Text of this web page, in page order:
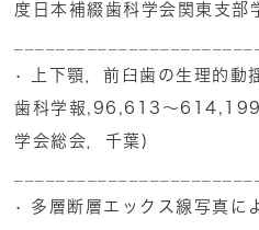
度日本補綴歯科学会関東支部
• 上下顎，前臼歯の生理的動
歯科学報,96,613～
学会総会，千葉)
• 多層断層エックス線写真に